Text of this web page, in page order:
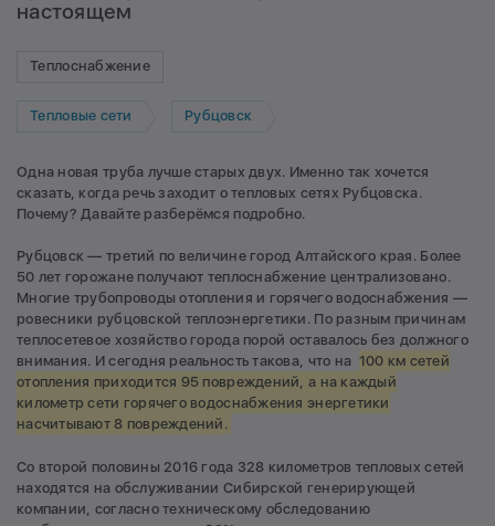
настоящем
Теплоснабжение
Тепловые сети Рубцовск
Одна новая труба лучше старых двух. Именно так хочется
сказать, когда речь заходит о тепловых сетях Рубцовска.
Почему? Давайте разберёмся подробно.
Рубцовск — третий по величине город Алтайского края. Более
50 лет горожане получают теплоснабжение централизовано.
Многие трубопроводы отопления и горячего водоснабжения —
ровесники рубцовской теплоэнергетики. По разным причинам
теплосетевое хозяйство города порой оставалось без должного
внимания. И сегодня реальность такова, что на 100 км сетей
отопления приходится 95 повреждений, а на каждый
километр сети горячего водоснабжения энергетики
насчитывают 8 повреждений.
Со второй половины 2016 года 328 километров тепловых сетей
находятся на обслуживании Сибирской генерирующей
компании, согласно техническому обследованию